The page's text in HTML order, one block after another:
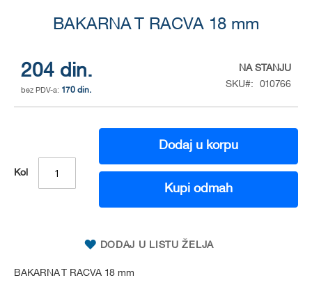
BAKARNA T RACVA 18 mm
204 din.
170 din.
NA STANJU
SKU
010766
Kol
Dodaj u korpu
Kupi odmah
DODAJ U LISTU ŽELJA
BAKARNA T RACVA 18 mm
of
the
images
gallery